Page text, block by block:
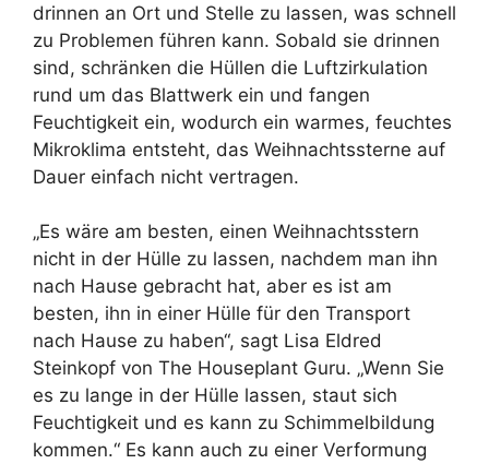
drinnen an Ort und Stelle zu lassen, was schnell
zu Problemen führen kann. Sobald sie drinnen
sind, schränken die Hüllen die Luftzirkulation
rund um das Blattwerk ein und fangen
Feuchtigkeit ein, wodurch ein warmes, feuchtes
Mikroklima entsteht, das Weihnachtssterne auf
Dauer einfach nicht vertragen.
„Es wäre am besten, einen Weihnachtsstern
nicht in der Hülle zu lassen, nachdem man ihn
nach Hause gebracht hat, aber es ist am
besten, ihn in einer Hülle für den Transport
nach Hause zu haben“, sagt Lisa Eldred
Steinkopf von The Houseplant Guru. „Wenn Sie
es zu lange in der Hülle lassen, staut sich
Feuchtigkeit und es kann zu Schimmelbildung
kommen.“ Es kann auch zu einer Verformung